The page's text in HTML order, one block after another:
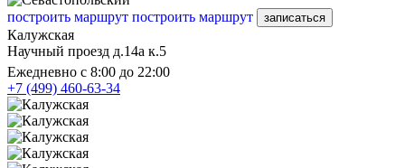
построить маршрут построить маршрут записаться
Калужская
Научный проезд д.14а к.5
Ежедневно с 8:00 до 22:00
+7 (499) 460-63-34